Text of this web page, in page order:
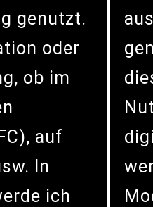
genutzt.
oder
ob im
auf
In
ich